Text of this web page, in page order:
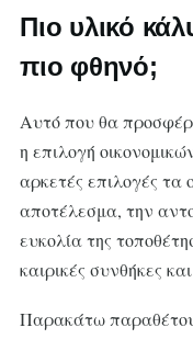
Πιο υλικό
πιο φθηνό;
Αυτό που θα
η επιλογή
αρκετές επιλογές τα
αποτέλεσμα, την
ευκολία της
καιρικές συνθήκες
Παρακάτω